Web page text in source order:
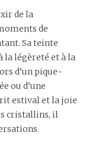
de la
de
Sa teinte
la légèreté et à la
d’un pique-
ou d’une
estival et la joie
cristallins, il